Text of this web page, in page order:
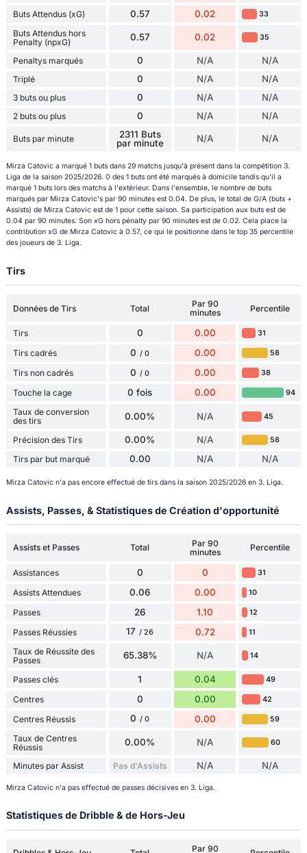
Buts Attendus (xG) 0.57 0.02 33
Buts Attendus hors
Penalty (npxG)
0.57 0.02 35
Penaltys marqués 0 N/A N/A
Triplé 0 N/A N/A
3 buts ou plus 0 N/A N/A
2 buts ou plus 0 N/A N/A
Buts par minute
2311 Buts
par minute
N/A N/A
Mirza Catovic a marqué 1 buts dans 29 matchs jusqu'à présent dans la compétition 3.
Liga de la saison 2025/2026. 0 des 1 buts ont été marqués à domicile tandis qu'il a
marqué 1 buts lors des matchs à l'extérieur. Dans l'ensemble, le nombre de buts
marqués par Mirza Catovic's par 90 minutes est 0.04. De plus, le total de G/A (buts +
Assists) de Mirza Catovic est de 1 pour cette saison. Sa participation aux buts est de
0.04 par 90 minutes. Son xG hors pénalty par 90 minutes est de 0.02. Cela place la
contribution xG de Mirza Catovic à 0.57, ce qui le positionne dans le top 35 percentile
des joueurs de 3. Liga.
Tirs
Données de Tirs Total
Par 90
minutes
Percentile
Tirs 0 0.00 31
Tirs cadrés 0 / 0 0.00 58
Tirs non cadrés 0 / 0 0.00 38
Touche la cage 0 fois 0.00 94
Taux de conversion
des tirs
0.00% N/A 45
Précision des Tirs 0.00% N/A 58
Tirs par but marqué 0.00 N/A N/A
Mirza Catovic n'a pas encore effectué de tirs dans la saison 2025/2026 en 3. Liga.
Assists, Passes, & Statistiques de Création d'opportunité
Assists et Passes Total
Par 90
minutes
Percentile
Assistances 0 0 31
Assists Attendues 0.06 0.00 10
Passes 26 1.10 12
Passes Réussies 17 / 26 0.72 11
Taux de Réussite des
Passes
65.38% N/A 14
Passes clés 1 0.04 49
Centres 0 0.00 42
Centres Réussis 0 / 0 0.00 59
Taux de Centres
Réussis
0.00% N/A 60
Minutes par Assist Pas d'Assists N/A N/A
Mirza Catovic n'a pas effectué de passes décisives en 3. Liga.
Statistiques de Dribble & de Hors-Jeu
Par 90